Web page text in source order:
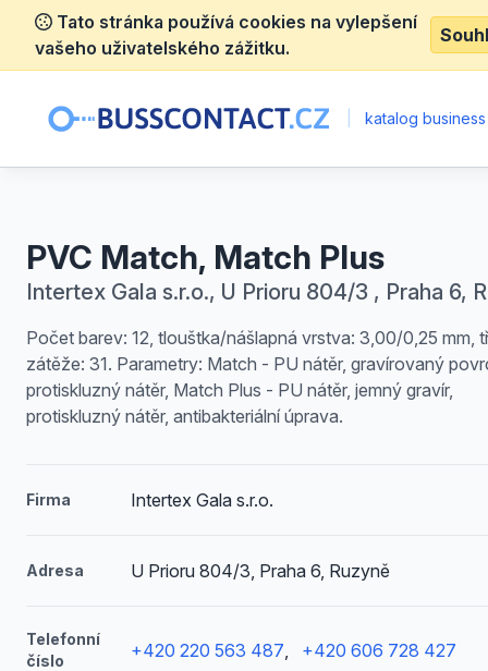
Tato stránka používá cookies na vylepšení
vašeho uživatelského zážitku.
katalog
PVC Match, Match Plus
Intertex Gala s.r.o., U Prioru 804/3 , Praha 6,
Počet barev: 12, tlouštka/nášlapná vrstva: 3,00/0,25 mm,
zátěže: 31. Parametry: Match - PU nátěr, gravírovaný
protiskluzný nátěr, Match Plus - PU nátěr, jemný gravír,
protiskluzný nátěr, antibakteriální úprava.
Firma Intertex Gala s.r.o.
Adresa U Prioru 804/3, Praha 6, Ruzyně
Telefonní
číslo
+420 220 563 487, +420 606 728 427